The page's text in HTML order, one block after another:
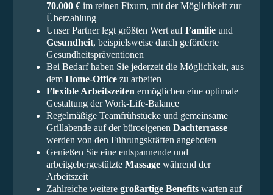
70.000 €im reinen Fixum, mit der Möglichkeit zur
Überzahlung
Unser Partner legt größten Wert aufFamilie und
Gesundheit, beispielsweise durch geförderte
Gesundheitspräventionen
Bei Bedarf haben Sie jederzeit die Möglichkeit, aus
dem Home-Office zu arbeiten
Flexible Arbeitszeiten ermöglichen eine optimale
Gestaltung der Work-Life-Balance
Regelmäßige Teamfrühstücke und gemeinsame
Grillabende auf der büroeigenen Dachterrasse
werden von den Führungskräften angeboten
Genießen Sie eine entspannende und
arbeitgebergestützte Massage während der
Arbeitszeit
Zahlreiche weitere großartige Benefitswarten auf